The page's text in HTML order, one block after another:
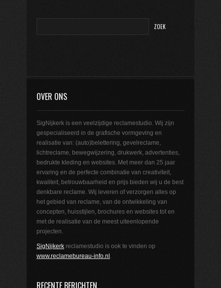
OVER ONS
SigNijkerk is een veelzijdige reclamestudio. Wij zijn
gespecialiseerd in de grafische vormgeving en
realisatie van: (auto)belettering, gevelreclame,
lichtreclame, bewegwijzering, drukwerk, advertenties,
bedrukte kleding en websites. Met meer dan 25 jaar
ervaring en de perfecte combinatie van creativiteit,
kwaliteit, betrouwbaarheid en prijs bieden wij u de best
denkbare reclame. Wij leveren of verzorgen alles op
het gebied van reclame, van de ontwikkeling van
concepten, huisstijlen, brochures en websites tot en
met de realisatie van de meest uiteenlopende
projecten.
SigNijkerk reclamestudio is ook te vinden op
www.reclamebureau-info.nl .